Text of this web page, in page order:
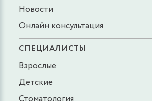
Новости
Онлайн консультация
СПЕЦИАЛИСТЫ
Взрослые
Детские